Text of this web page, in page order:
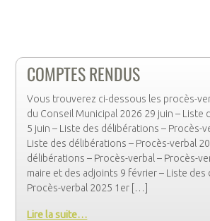
COMPTES RENDUS
Vous trouverez ci-dessous les procès-
du Conseil Municipal 2026 29 juin – Liste
5 juin – Liste des délibérations – Procès-
Liste des délibérations – Procès-verbal
délibérations – Procès-verbal – Procès-
maire et des adjoints 9 février – Liste des
Procès-verbal 2025 1er […]
Lire la suite…